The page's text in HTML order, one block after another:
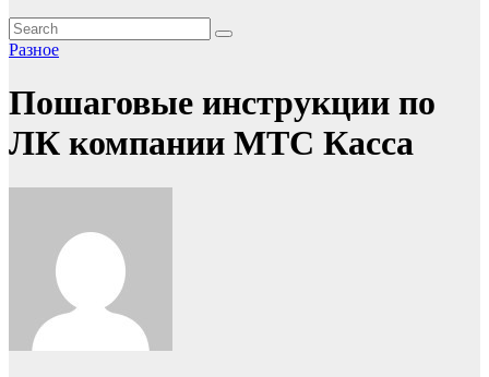
Разное
Пошаговые инструкции по
ЛК компании МТС Касса